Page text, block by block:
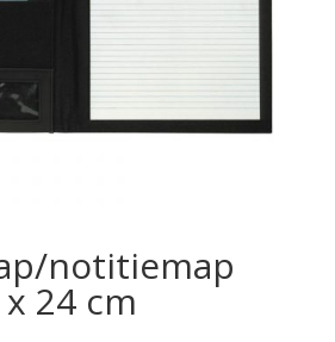
notitiemap
24 cm